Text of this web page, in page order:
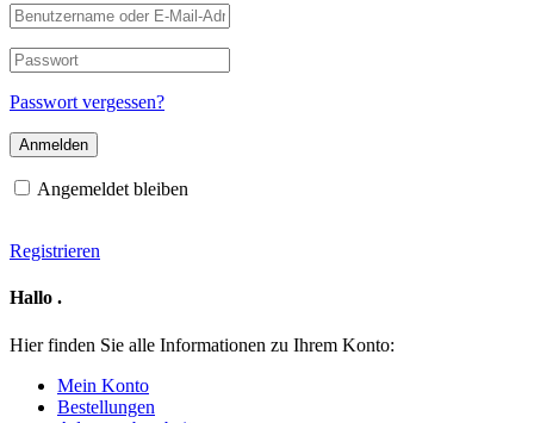
Benutzername
oder
E-
Mail-
Adresse
Passwort
Passwort vergessen?
Angemeldet bleiben
Registrieren
Hallo .
Hier finden Sie alle Informationen zu Ihrem Konto:
Mein Konto
Bestellungen